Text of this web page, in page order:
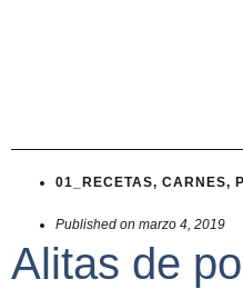
01_RECETAS, CARNES,
Published on marzo 4, 2019
Alitas de